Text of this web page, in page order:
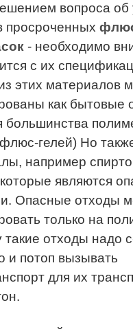
вопроса об
просроченных
- необходимо
с их
этих материалов
как бытовые
большинства
гелей) Но
например
являются
Опасные отходы
только на
такие отходы надо
и потоп вызывать
для их